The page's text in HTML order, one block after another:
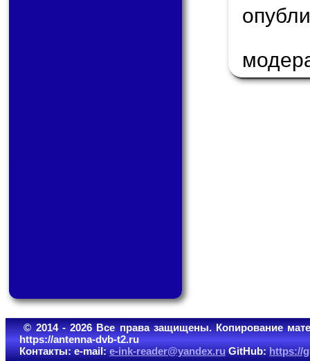
© 2014 - 2026 Все права защищены. Копирование
https://antenna-dvb-t2.ru
Контакты: e-mail:e-ink-reader@yandex.ruGitHub:https://